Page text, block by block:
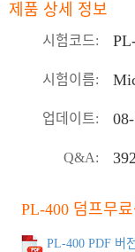
제품 상세 정보
시험코드:
시험이름:
업데이트:
Q&A:
PL-400 덤프무
PL-400 PDF 버